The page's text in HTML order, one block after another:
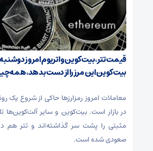
بیت‌کوین این مرز را از دست بدهد،
معاملات امروز رمزارز‌ها حاکی از شروع یک
در بازار است. بیت‌کوین و سایر آلت‌کوین‌ها
مثبتی را پشت سر گذاشته‌اند و تتر هم
صعودی شده است.